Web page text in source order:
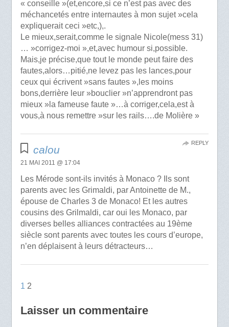
« conseille »(et,encore,si ce n’est pas avec des
méchancetés entre internautes à mon sujet »cela
expliquerait ceci »etc,),.
Le mieux,serait,comme le signale Nicole(mess 31)
… »corrigez-moi »,et,avec humour si,possible.
Mais,je précise,que tout le monde peut faire des
fautes,alors…pitié,ne levez pas les lances,pour
ceux qui écrivent »sans fautes »,les moins
bons,derrière leur »bouclier »n’apprendront pas
mieux »la fameuse faute »…à corriger,cela,est à
vous,à nous remettre »sur les rails….de Molière »
calou
21 MAI 2011 @ 17:04
Les Mérode sont-ils invités à Monaco ? Ils sont
parents avec les Grimaldi, par Antoinette de M.,
épouse de Charles 3 de Monaco! Et les autres
cousins des Grilmaldi, car oui les Monaco, par
diverses belles alliances contractées au 19ème
siècle sont parents avec toutes les cours d’europe,
n’en déplaisent à leurs détracteurs…
REPLY
1 2
Laisser un commentaire